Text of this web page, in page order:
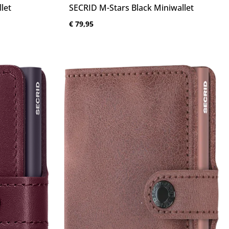
SECRID M-Stars Black Miniwallet
Normale prijs:
€ 79,95